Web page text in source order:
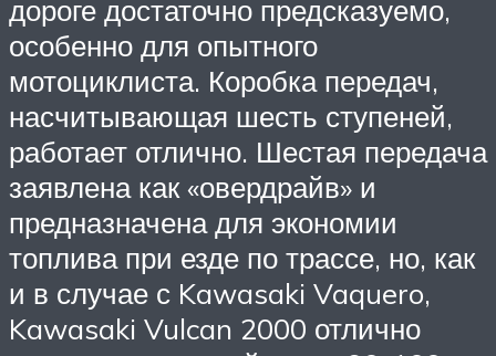
дороге достаточно предсказуемо,
особенно для опытного
мотоциклиста. Коробка передач,
насчитывающая шесть ступеней,
работает отлично. Шестая передача
заявлена как «овердрайв» и
предназначена для экономии
топлива при езде по трассе, но, как
и в случае с Kawasaki Vaquero,
Kawasaki Vulcan 2000 отлично